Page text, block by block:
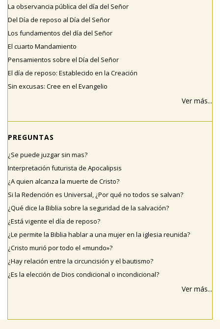
La observancia pública del día del Señor
Del Día de reposo al Día del Señor
Los fundamentos del día del Señor
El cuarto Mandamiento
Pensamientos sobre el Día del Señor
El día de reposo: Establecido en la Creación
Sin excusas: Cree en el Evangelio
Ver más...
PREGUNTAS
¿Se puede juzgar sin mas?
Interpretación futurista de Apocalipsis
¿A quien alcanza la muerte de Cristo?
Si la Redención es Universal, ¿Por qué no todos se salvan?
¿Qué dice la Biblia sobre la seguridad de la salvación?
¿Está vigente el día de reposo?
¿Le permite la Biblia hablar a una mujer en la iglesia reunida?
¿Cristo murió por todo el «mundo»?
¿Hay relación entre la circuncisión y el bautismo?
¿Es la elección de Dios condicional o incondicional?
Ver más...